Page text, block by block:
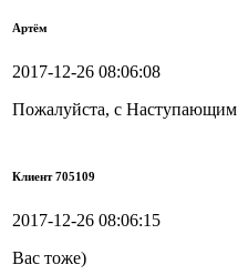
Артём
2017-12-26 08:06:08
Пожалуйста, с Наступающим
Клиент 705109
2017-12-26 08:06:15
Вас тоже)